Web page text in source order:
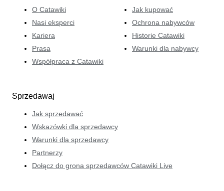
O Catawiki
Nasi eksperci
Kariera
Prasa
Współpraca z Catawiki
Jak kupować
Ochrona nabywców
Historie Catawiki
Warunki dla nabywcy
Sprzedawaj
Jak sprzedawać
Wskazówki dla sprzedawcy
Warunki dla sprzedawcy
Partnerzy
Dołącz do grona sprzedawców Catawiki Live